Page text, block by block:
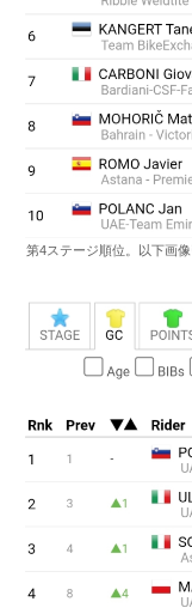
第4ステージ順位。以下画